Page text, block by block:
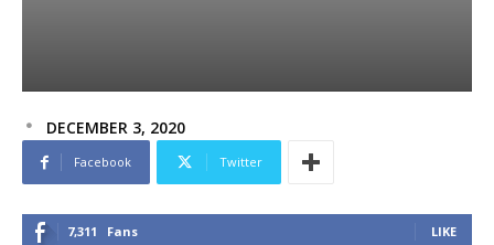
DECEMBER 3, 2020
Facebook Twitter
7,311 Fans LIKE